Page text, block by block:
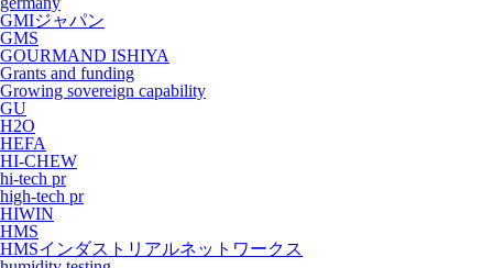
GMIジャパン
GMS
GOURMAND ISHIYA
Grants and funding
Growing sovereign capability
GU
H2O
HEFA
HI-CHEW
hi-tech pr
high-tech pr
HIWIN
HMS
HMSインダストリアルネットワークス